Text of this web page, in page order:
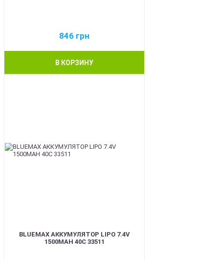
846 грн
В КОРЗИНУ
BLUEMAX АККУМУЛЯТОР LIPO 7.4V
1500MAH 40C 33511